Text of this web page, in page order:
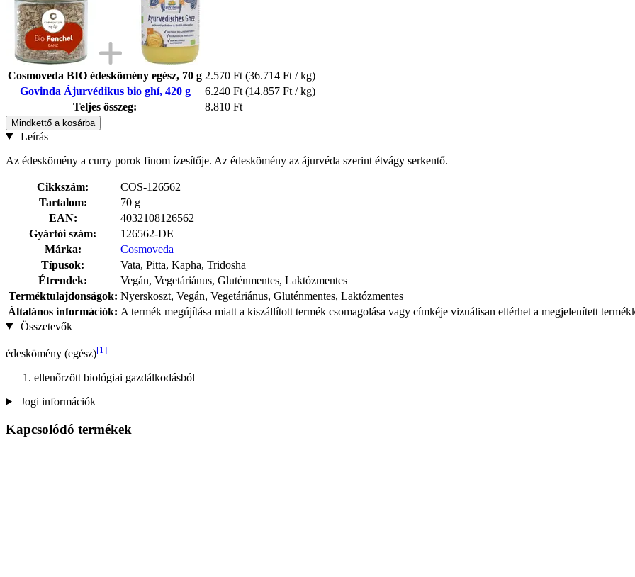
Cosmoveda BIO édeskömény egész, 70 g 2.570 Ft (36.714 Ft / kg)
Govinda Ájurvédikus bio ghí, 420 g
6.240 Ft (14.857 Ft / kg)
Teljes összeg:
8.810 Ft
Mindkettő a kosárba
Leírás
Az édeskömény a curry porok finom ízesítője. Az édeskömény az ájurvéda szerint étvágy serkentő.
Cikkszám:
COS-126562
Tartalom:
70 g
EAN:
4032108126562
Gyártói szám:
126562-DE
Márka:
Cosmoveda
Típusok:
Vata, Pitta, Kapha, Tridosha
Étrendek:
Vegán, Vegetáriánus, Gluténmentes, Laktózmentes
Terméktulajdonságok: Nyerskoszt, Vegán, Vegetáriánus, Gluténmentes, Laktózmentes
Általános információk: A termék megújítása miatt a kiszállított termék csomagolása vagy címkéje vizuálisan eltérhet a megjelenített
Összetevők
édeskömény (egész)[1]
ellenőrzött biológiai gazdálkodásból
Jogi információk
Kapcsolódó termékek